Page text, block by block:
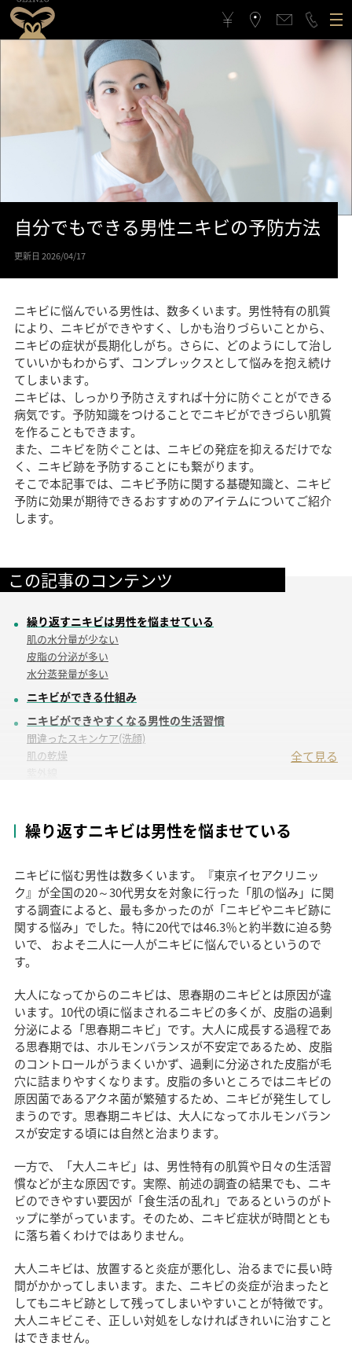
ゴリラクリニックについて
フィロソフィー
医療機関としてのこだわり
スタッフの思い
ゴリラクリニックとは？
ゴリラフィロソフィー
医療機関としてのこだわり
スタッフの思い
スポーツ応援活動
CSRの取り組み
調査データアーカイブ
未成年者さまのご契約について
治療症例
メンバーシップギフト
メンバーシップギフトとは
各種セミナーの開催
よくある質問と回答
新着情報一覧
セミナー情報一覧
採用情報
初めてご来院の方 診察券をお持ちの方
診療時間：11時-20時
自分でもできる男性ニキビの予防方法
更新日 2026/04/17
ニキビに悩んでいる男性は、数多くいます。男性特有の肌質
により、ニキビができやすく、しかも治りづらいことから、
ニキビの症状が長期化しがち。さらに、どのようにして治し
ていいかもわからず、コンプレックスとして悩みを抱え続け
てしまいます。
ニキビは、しっかり予防さえすれば十分に防ぐことができる
病気です。予防知識をつけることでニキビができづらい肌質
を作ることもできます。
また、ニキビを防ぐことは、ニキビの発症を抑えるだけでな
く、ニキビ跡を予防することにも繋がります。
そこで本記事では、ニキビ予防に関する基礎知識と、ニキビ
予防に効果が期待できるおすすめのアイテムについてご紹介
します。
全て見る
この記事のコンテンツ
繰り返すニキビは男性を悩ませている
肌の水分量が少ない
皮脂の分泌が多い
水分蒸発量が多い
ニキビができる仕組み
ニキビができやすくなる男性の生活習慣
間違ったスキンケア(洗顔)
肌の乾燥
睡眠不足
過度な疲労
喫煙
男性におすすめのニキビ予防方法
保湿（とにかく乾燥させないこと）
正しい洗顔（刺激を与えないこと）
バランスの取れた食生活
良質な睡眠
ストレスを溜めない
禁煙
男性のニキビが治らないときの治療方法
イオン導入
ピーリング
ポテンツァ（ニキビ治療）
飲み薬
塗り薬
男性のニキビ予防についてまとめ
この記事の監修医
繰り返すニキビは男性を悩ませている
ニキビに悩む男性は数多くいます。『東京イセアクリニッ
ク』が全国の20～30代男女を対象に行った「肌の悩み」に関
する調査によると、最も多かったのが「ニキビやニキビ跡に
関する悩み」でした。特に20代では46.3％と約半数に迫る勢
いで、 およそ二人に一人がニキビに悩んでいるというので
す。
大人になってからのニキビは、思春期のニキビとは原因が違
います。10代の頃に悩まされるニキビの多くが、皮脂の過剰
分泌による「思春期ニキビ」です。大人に成長する過程であ
る思春期では、ホルモンバランスが不安定であるため、皮脂
のコントロールがうまくいかず、過剰に分泌された皮脂が毛
穴に詰まりやすくなります。皮脂の多いところではニキビの
原因菌であるアクネ菌が繁殖するため、ニキビが発生してし
まうのです。思春期ニキビは、大人になってホルモンバラン
スが安定する頃には自然と治まります。
一方で、「大人ニキビ」は、男性特有の肌質や日々の生活習
慣などが主な原因です。実際、前述の調査の結果でも、ニキ
ビのできやすい要因が「食生活の乱れ」であるというのがト
ップに挙がっています。そのため、ニキビ症状が時間ととも
に落ち着くわけではありません。
大人ニキビは、放置すると炎症が悪化し、治るまでに長い時
間がかかってしまいます。また、ニキビの炎症が治まったと
してもニキビ跡として残ってしまいやすいことが特徴です。
大人ニキビこそ、正しい対処をしなければきれいに治すこと
はできません。